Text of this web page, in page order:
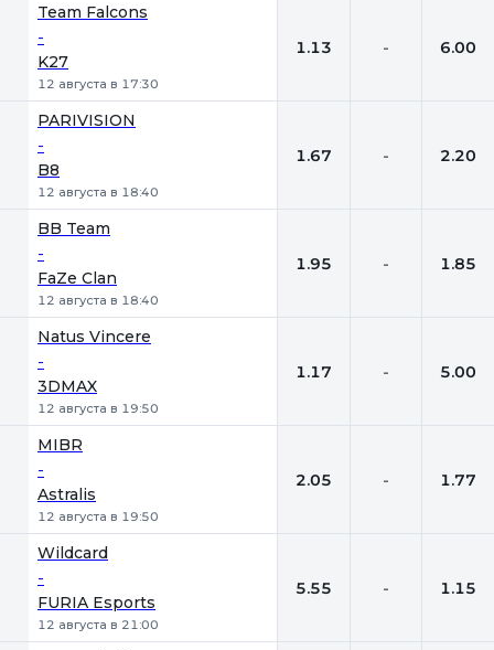
Team Falcons
-
K27
12 августа в 17:30
1.13 - 6.00
PARIVISION
-
B8
12 августа в 18:40
1.67 - 2.20
BB Team
-
FaZe Clan
12 августа в 18:40
1.95 - 1.85
Natus Vincere
-
3DMAX
12 августа в 19:50
1.17 - 5.00
MIBR
-
Astralis
12 августа в 19:50
2.05 - 1.77
Wildcard
-
FURIA Esports
12 августа в 21:00
5.55 - 1.15